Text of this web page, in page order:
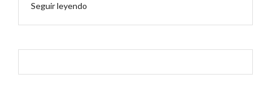
Seguir leyendo